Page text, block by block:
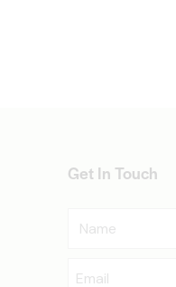
Get In Touch